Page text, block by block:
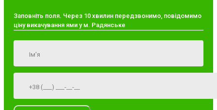
Заповніть поля. Через 10 хвилин передзвонимо, повідомимо
ціну викачування ями у м. Радянське